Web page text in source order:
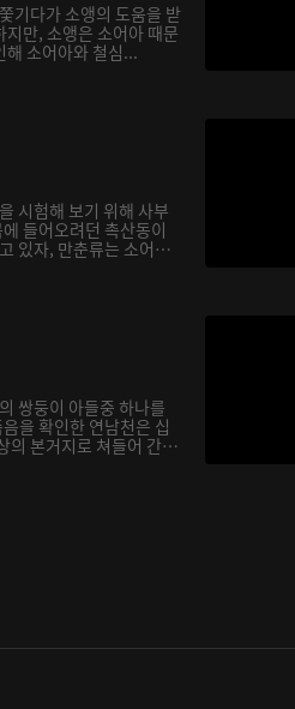
기다가 소앵의 도움을 받
만, 소앵은 소어아 때문
해 소어아와 철심...
시험해 보기 위해 사부
들어오려던 촉산동이
있자, 만춘류는 소어
쌍둥이 아들중 하나를
을 확인한 연남천은 십
의 본거지로 쳐들어 간